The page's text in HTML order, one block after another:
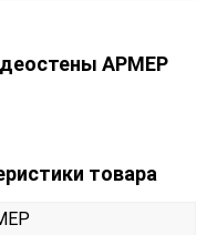
АРМЕР
товара